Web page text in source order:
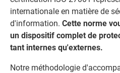
internationale en matière de
d'information. Cette norme
un dispositif complet de
tant internes qu'externes.
Notre méthodologie